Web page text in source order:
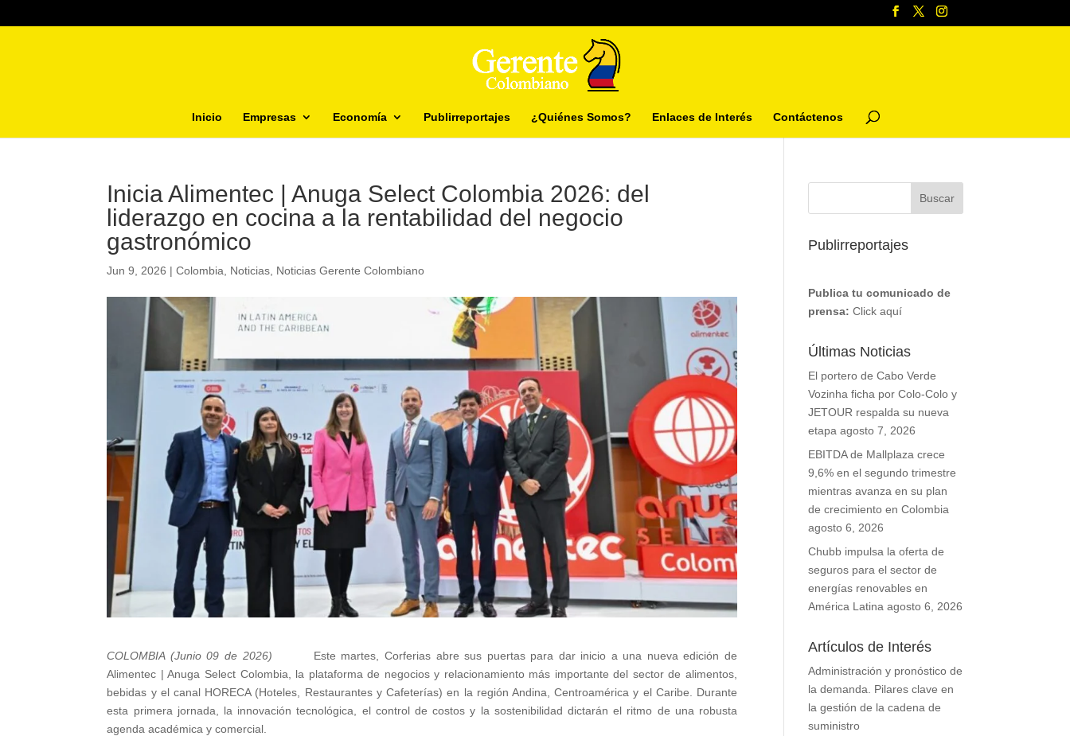
Inicio Empresas Economía Publirreportajes ¿Quiénes Somos? Enlaces de Interés Contáctenos
Inicia Alimentec | Anuga Select Colombia 2026: del
liderazgo en cocina a la rentabilidad del negocio
gastronómico
Jun 9, 2026 |Colombia Noticias Noticias Gerente Colombiano
COLOMBIA (Junio 09 de 2026) Este martes, Corferias abre sus puertas para dar inicio a una nueva edición de
Alimentec | Anuga Select Colombia, la plataforma de negocios y relacionamiento más importante del sector de alimentos,
bebidas y el canal HORECA (Hoteles, Restaurantes y Cafeterías) en la región Andina, Centroamérica y el Caribe. Durante
esta primera jornada, la innovación tecnológica, el control de costos y la sostenibilidad dictarán el ritmo de una robusta
agenda académica y comercial.
Publirreportajes
Publica tu comunicado de
prensa: Click aquí
Últimas Noticias
El portero de Cabo Verde
Vozinha ficha por Colo-Colo y
JETOUR respalda su nueva
etapa agosto 7, 2026
EBITDA de Mallplaza crece
9,6% en el segundo trimestre
mientras avanza en su plan
de crecimiento en Colombia
agosto 6, 2026
Chubb impulsa la oferta de
seguros para el sector de
energías renovables en
América Latina agosto 6, 2026
Artículos de Interés
Administración y pronóstico de
la demanda. Pilares clave en
la gestión de la cadena de
suministro